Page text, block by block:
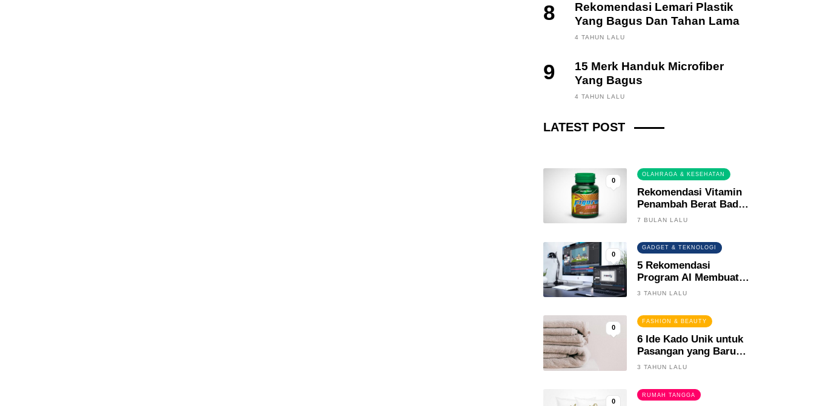
8
Rekomendasi Lemari Plastik
Yang Bagus Dan Tahan Lama
4 TAHUN LALU
9
15 Merk Handuk Microfiber
Yang Bagus
4 TAHUN LALU
LATEST POST
FINANCE, INVESTING
2 BULAN LALU
0
OLAHRAGA & KESEHATAN
Rekomendasi Vitamin
Penambah Berat Badan
Terbaik
7 BULAN LALU
0
GADGET & TEKNOLOGI
5 Rekomendasi
Program AI Membuat
Gambar Kartun Keren
3 TAHUN LALU
0
FASHION & BEAUTY
6 Ide Kado Unik untuk
Pasangan yang Baru
Menikah
3 TAHUN LALU
0
RUMAH TANGGA